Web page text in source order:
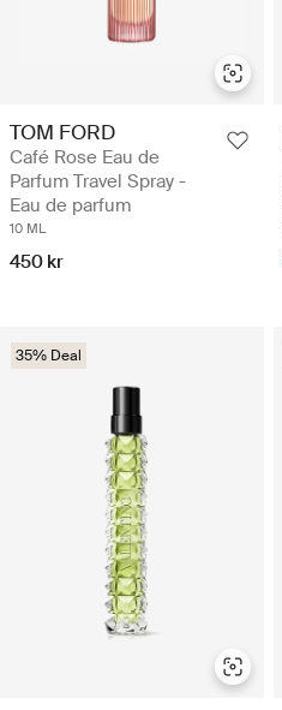
TOM FORD
Café Rose Eau de
Parfum Travel Spray -
Eau de parfum
10 ML
450 kr
35% Deal